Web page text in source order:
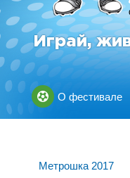
Играй,
О фестивале
Метрошка 2017